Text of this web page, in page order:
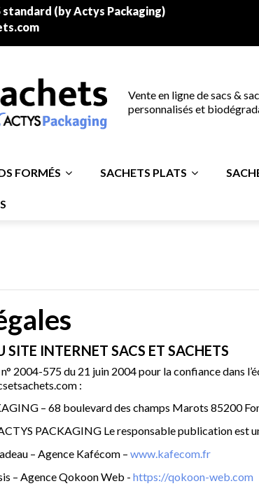
standard (by Actys Packaging)
Vente en ligne de sacs &
personnalisés et
FORMÉS SACHETS PLATS
INTERNET SACS ET SACHETS
2004-575 du 21 juin 2004 pour la confiance dans
:
– 68 boulevard des champs Marots 85200
PACKAGING Le responsable publication est
– Agence Kafécom – www.kafecom.fr
– Agence Qokoon Web - https://qokoon-web.com